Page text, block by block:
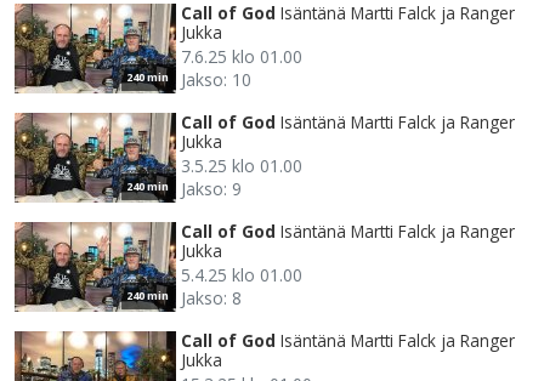
240 min
Call of God Isäntänä Martti Falck ja Ranger
Jukka
7.6.25 klo 01.00
Jakso: 10
240 min
Call of God Isäntänä Martti Falck ja Ranger
Jukka
3.5.25 klo 01.00
Jakso: 9
240 min
Call of God Isäntänä Martti Falck ja Ranger
Jukka
5.4.25 klo 01.00
Jakso: 8
Call of God Isäntänä Martti Falck ja Ranger
Jukka